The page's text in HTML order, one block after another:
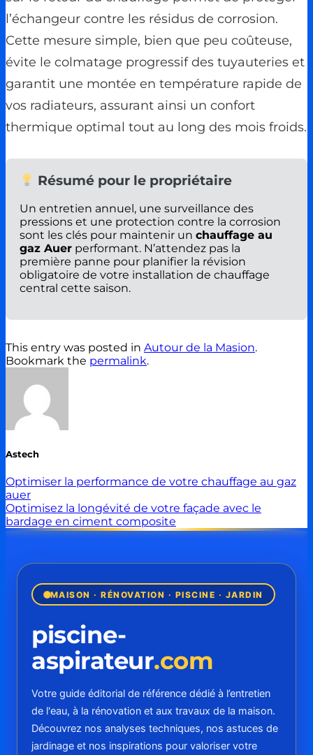
l’échangeur contre les résidus de corrosion.
Cette mesure simple, bien que peu coûteuse,
évite le colmatage progressif des tuyauteries et
garantit une montée en température rapide de
vos radiateurs, assurant ainsi un confort
thermique optimal tout au long des mois froids.
Résumé pour le propriétaire
Un entretien annuel, une surveillance des
pressions et une protection contre la corrosion
sont les clés pour maintenir un chauffage au
gaz Auer performant. N’attendez pas la
première panne pour planifier la révision
obligatoire de votre installation de chauffage
central cette saison.
This entry was posted in Autour de la Masion.
Bookmark the permalink.
Astech
Optimiser la performance de votre chauffage au gaz
auer
Optimisez la longévité de votre façade avec le
bardage en ciment composite
MAISON · RÉNOVATION · PISCINE · JARDIN
piscine-
aspirateur.com
Votre guide éditorial de référence dédié à l’entretien
de l'eau, à la rénovation et aux travaux de la maison.
Découvrez nos analyses techniques, nos astuces de
jardinage et nos inspirations pour valoriser votre